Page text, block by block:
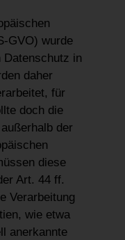
GVO) wurde
Datenschutz in
daher
für
doch die
der
diese
Art. 44 ff.
Verarbeitung
wie etwa
anerkannte